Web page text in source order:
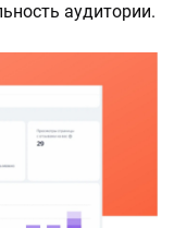
аудитории.